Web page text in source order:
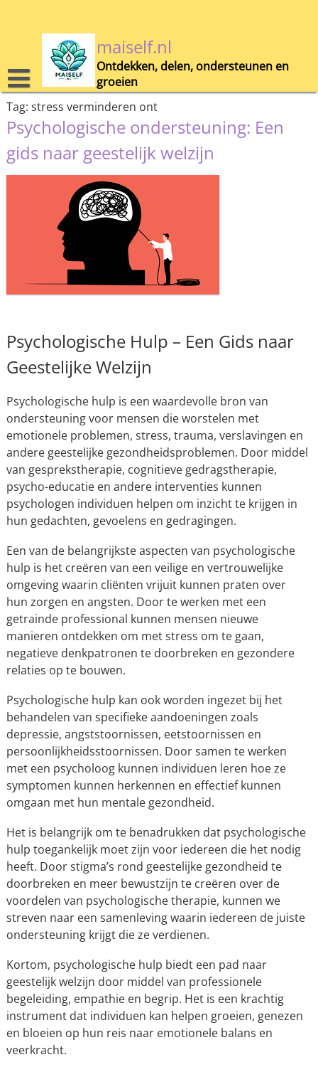
maiself.nl
Ontdekken, delen, ondersteunen en
groeien
Tag: stress verminderen ont
Psychologische ondersteuning: Een
gids naar geestelijk welzijn
Psychologische Hulp – Een Gids naar
Geestelijke Welzijn
Psychologische hulp is een waardevolle bron van
ondersteuning voor mensen die worstelen met
emotionele problemen, stress, trauma, verslavingen en
andere geestelijke gezondheidsproblemen. Door middel
van gesprekstherapie, cognitieve gedragstherapie,
psycho-educatie en andere interventies kunnen
psychologen individuen helpen om inzicht te krijgen in
hun gedachten, gevoelens en gedragingen.
Een van de belangrijkste aspecten van psychologische
hulp is het creëren van een veilige en vertrouwelijke
omgeving waarin cliënten vrijuit kunnen praten over
hun zorgen en angsten. Door te werken met een
getrainde professional kunnen mensen nieuwe
manieren ontdekken om met stress om te gaan,
negatieve denkpatronen te doorbreken en gezondere
relaties op te bouwen.
Psychologische hulp kan ook worden ingezet bij het
behandelen van specifieke aandoeningen zoals
depressie, angststoornissen, eetstoornissen en
persoonlijkheidsstoornissen. Door samen te werken
met een psycholoog kunnen individuen leren hoe ze
symptomen kunnen herkennen en effectief kunnen
omgaan met hun mentale gezondheid.
Het is belangrijk om te benadrukken dat psychologische
hulp toegankelijk moet zijn voor iedereen die het nodig
heeft. Door stigma’s rond geestelijke gezondheid te
doorbreken en meer bewustzijn te creëren over de
voordelen van psychologische therapie, kunnen we
streven naar een samenleving waarin iedereen de juiste
ondersteuning krijgt die ze verdienen.
Kortom, psychologische hulp biedt een pad naar
geestelijk welzijn door middel van professionele
begeleiding, empathie en begrip. Het is een krachtig
instrument dat individuen kan helpen groeien, genezen
en bloeien op hun reis naar emotionele balans en
veerkracht.